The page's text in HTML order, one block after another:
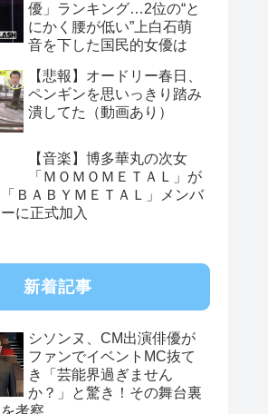
優」ランキング…2位の“と
にかく腰が低い”上白石萌
音を下した国民的女優は
【悲報】オードリー春日、
ペンギンを思いっきり踏み
潰してた（動画あり）
【音楽】博多華丸の次女
「ＭＯＭＯＭＥＴＡＬ」が
「ＢＡＢＹＭＥＴＡＬ」メンバ
ーに正式加入
新着記事
シソンヌ、CM出演俳優が
ファンでイベントMC抜て
き「芸能界過ぎません
か？」と驚き！その舞台裏